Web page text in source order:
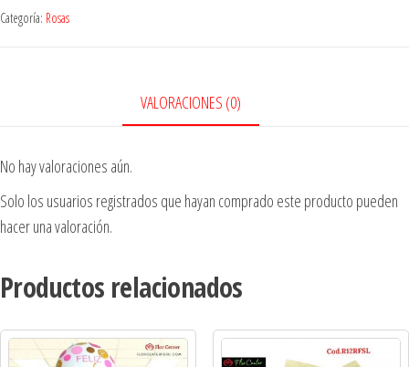
Categoría: Rosas
VALORACIONES (0)
No hay valoraciones aún.
Solo los usuarios registrados que hayan comprado este producto pueden
hacer una valoración.
Productos relacionados